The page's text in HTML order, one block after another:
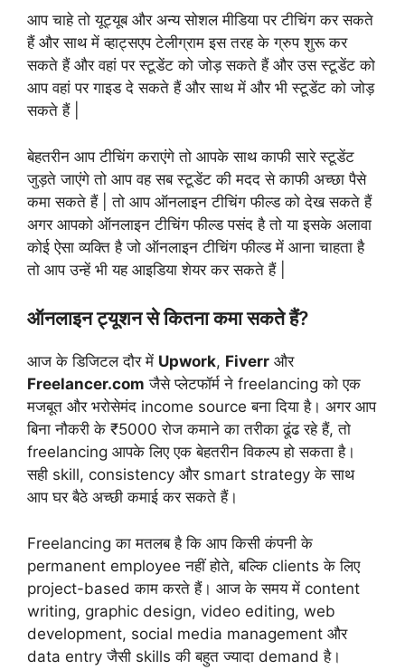
आप चाहे तो यूट्यूब और अन्य सोशल मीडिया पर टीचिंग कर सकते
हैं और साथ में व्हाट्सएप टेलीग्राम इस तरह के ग्रुप शुरू कर
सकते हैं और वहां पर स्टूडेंट को जोड़ सकते हैं और उस स्टूडेंट को
आप वहां पर गाइड दे सकते हैं और साथ में और भी स्टूडेंट को जोड़
सकते हैं |
बेहतरीन आप टीचिंग कराएंगे तो आपके साथ काफी सारे स्टूडेंट
जुड़ते जाएंगे तो आप वह सब स्टूडेंट की मदद से काफी अच्छा पैसे
कमा सकते हैं | तो आप ऑनलाइन टीचिंग फील्ड को देख सकते हैं
अगर आपको ऑनलाइन टीचिंग फील्ड पसंद है तो या इसके अलावा
कोई ऐसा व्यक्ति है जो ऑनलाइन टीचिंग फील्ड में आना चाहता है
तो आप उन्हें भी यह आइडिया शेयर कर सकते हैं |
ऑनलाइन ट्यूशन से कितना कमा सकते हैं?
आज के डिजिटल दौर में Upwork, Fiverr और
Freelancer.com जैसे प्लेटफॉर्म ने freelancing को एक
मजबूत और भरोसेमंद income source बना दिया है। अगर आप
बिना नौकरी के ₹5000 रोज कमाने का तरीका ढूंढ रहे हैं, तो
freelancing आपके लिए एक बेहतरीन विकल्प हो सकता है।
सही skill, consistency और smart strategy के साथ
आप घर बैठे अच्छी कमाई कर सकते हैं।
Freelancing का मतलब है कि आप किसी कंपनी के
permanent employee नहीं होते, बल्कि clients के लिए
project-based काम करते हैं। आज के समय में content
writing, graphic design, video editing, web
development, social media management और
data entry जैसी skills की बहुत ज्यादा demand है।